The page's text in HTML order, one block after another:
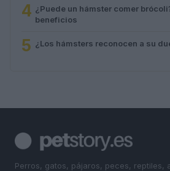
4 ¿Puede un hámster comer
beneficios
5 ¿Los hámsters reconocen a su
Perros, gatos, pájaros, peces, reptiles,